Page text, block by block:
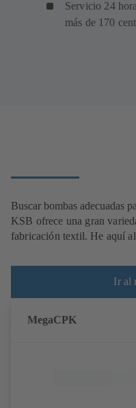
Servicio 24
más de 170
Buscar bombas adecuadas
KSB ofrece una gran
fabricación textil. He aquí
Ir al
MegaCPK